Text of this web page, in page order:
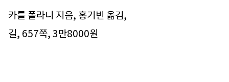
카를 폴라니 지음, 홍기빈 옮김,
길, 657쪽, 3만8000원